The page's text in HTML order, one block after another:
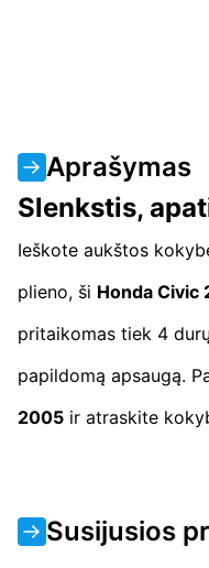
Aprašymas
Slenkstis,
Ieškote aukštos
plieno, ši Honda
pritaikomas tiek 4
papildomą apsaugą.
2005 ir atraskite
Susijusios